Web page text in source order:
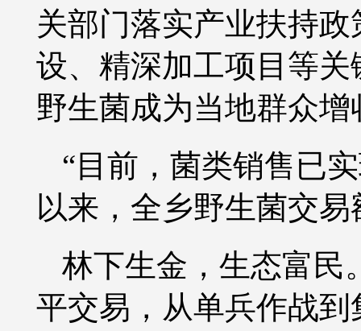
关部门落实产业扶持
设、精深加工项目等
野生菌成为当地群众增
“目前，菌类销售已
以来，全乡野生菌交
林下生金，生态富民
平交易，从单兵作战